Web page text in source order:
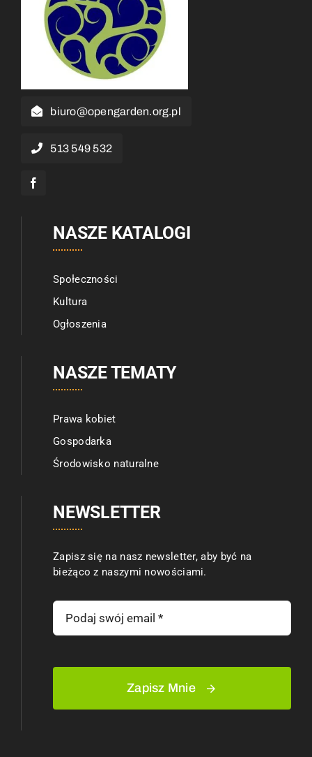
biuro@opengarden.org.pl
513 549 532
NASZE KATALOGI
Społeczności
Kultura
Ogłoszenia
NASZE TEMATY
Prawa kobiet
Gospodarka
Środowisko naturalne
NEWSLETTER
Zapisz się na nasz newsletter, aby być na
bieżąco z naszymi nowościami.
Zapisz Mnie